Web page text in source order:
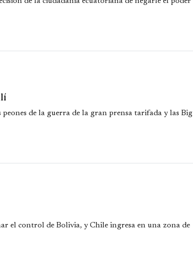
peones de la guerra de la gran prensa tarifada y las Big
el control de Bolivia, y Chile ingresa en una zona de